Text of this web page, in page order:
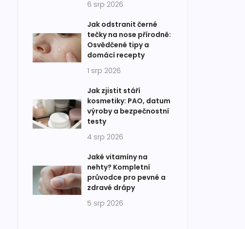
6 srp 2026
Jak odstranit černé
tečky na nose přírodně:
Osvědčené tipy a
domácí recepty
1 srp 2026
Jak zjistit stáří
kosmetiky: PAO, datum
výroby a bezpečnostní
testy
4 srp 2026
Jaké vitamíny na
nehty? Kompletní
průvodce pro pevné a
zdravé drápy
5 srp 2026